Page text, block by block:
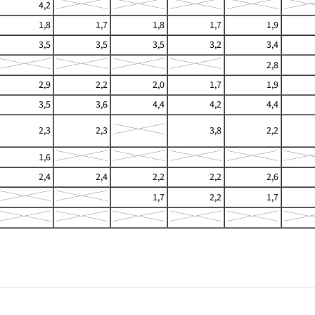
4,2
1,8 1,7 1,8 1,7
1,9
3,5 3,5 3,5 3,2
3,4
2,8
2,9 2,2 2,0 1,7
1,9
3,5 3,6 4,4 4,2
4,4
2,3 2,3 3,8
2,2
1,6
2,4 2,4 2,2 2,2
2,6
1,7 2,2
1,7